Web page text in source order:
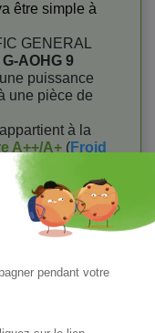
être simple à
GENERAL
AOHG 9
puissance
une pièce de
à la
A++/A+ (Froid
Compresseur